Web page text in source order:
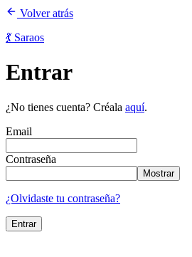
Volver atrás
💃 Saraos
Entrar
¿No tienes cuenta? Créala aquí.
Email
Contraseña
Mostrar
¿Olvidaste tu contraseña?
Entrar